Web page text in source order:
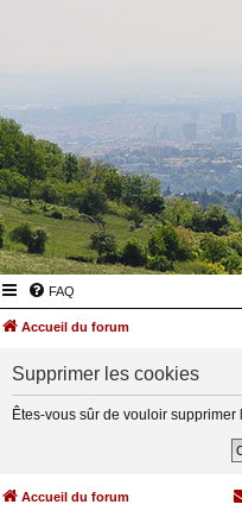
FAQ
Accueil du forum
Supprimer les cookies
Êtes-vous sûr de vouloir
Accueil du forum